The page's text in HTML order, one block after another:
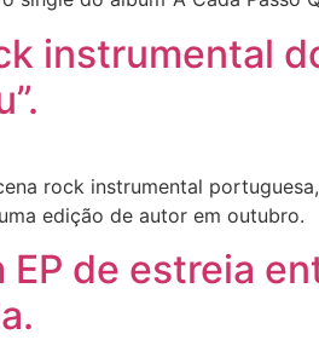
instrumental
rock instrumental
edição de autor em outubro.
EP de estreia